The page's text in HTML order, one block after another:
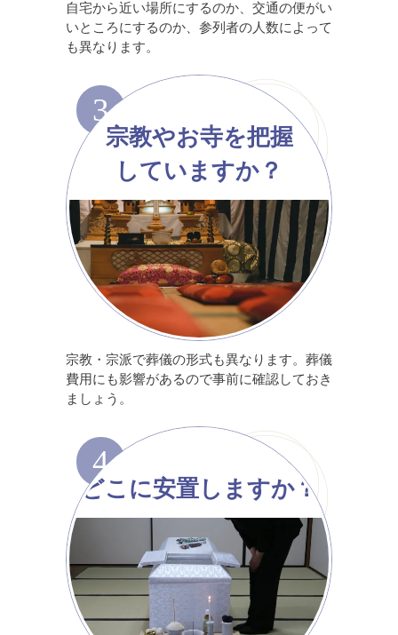
自宅から近い場所にするのか、交通の便がい
いところにするのか、参列者の人数によって
も異なります。
3
宗教やお寺を把握
していますか？
宗教・宗派で葬儀の形式も異なります。葬儀
費用にも影響があるので事前に確認しておき
ましょう。
4
どこに安置しますか？